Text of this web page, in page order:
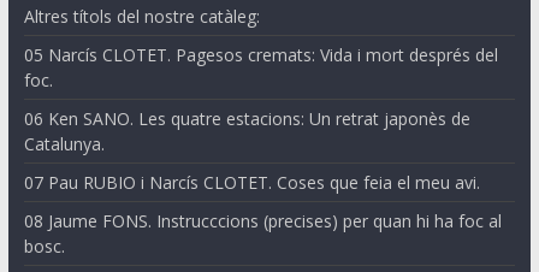
Altres títols del nostre catàleg:
05 Narcís CLOTET. Pagesos cremats: Vida i mort després del
foc.
06 Ken SANO. Les quatre estacions: Un retrat japonès de
Catalunya.
07 Pau RUBIO i Narcís CLOTET. Coses que feia el meu avi.
08 Jaume FONS. Instrucccions (precises) per quan hi ha foc al
bosc.